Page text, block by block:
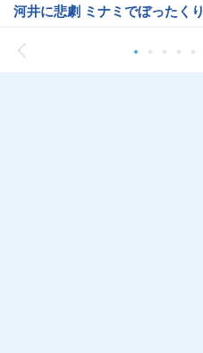
河井に悲劇 ミナミでぼったくり